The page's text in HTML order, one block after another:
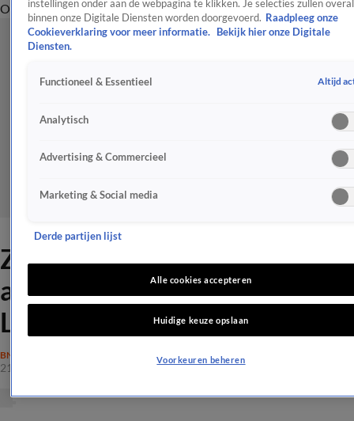
OverzichtEntertainmentSpraakmakendRealityCrimeVideo's
Zóveel kilo is Renate
aangekomen bij B&B Vol
Liefde-Jean-Paul
BN'ERS
21 aug 2025, 08:52
instellingen onder aan de webpagina te klikken. Je selecties zullen overal
binnen onze Digitale Diensten worden doorgevoerd. Raadpleeg onze
Cookieverklaring voor meer informatie.
Bekijk hier onze Digitale
Diensten.
Functioneel & Essentieel Altijd
Analytisch
Advertising & Commercieel
Marketing & Social media
Derde partijen lijst
Alle cookies accepteren
Huidige keuze opslaan
Voorkeuren beheren